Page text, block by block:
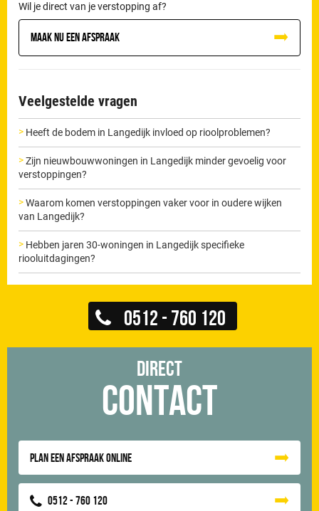
Wil je direct van je verstopping af?
Maak nu een afspraak
Veelgestelde vragen
Heeft de bodem in Langedijk invloed op rioolproblemen?
Zijn nieuwbouwwoningen in Langedijk minder gevoelig voor
verstoppingen?
Waarom komen verstoppingen vaker voor in oudere wijken
van Langedijk?
Hebben jaren 30-woningen in Langedijk specifieke
riooluitdagingen?
0512 - 760 120
Direct
Contact
Plan een afspraak online
0512 - 760 120